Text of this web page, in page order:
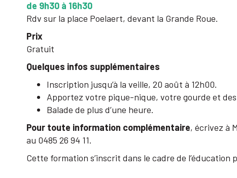
de 9h30 à 16h30
Rdv sur la place Poelaert, devant la Grande Roue.
Prix
Gratuit
Quelques infos supplémentaires
Inscription jusqu’à la veille, 20 août à 12h00.
Apportez votre pique-nique, votre gourde et
Balade de plus d’une heure.
Pour toute information complémentaire, écrivez à
au 0485 26 94 11.
Cette formation s’inscrit dans le cadre de l’éducation